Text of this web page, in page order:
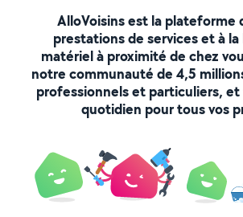
AlloVoisins est la plateforme
prestations de services et à
matériel à proximité de chez
notre communauté de 4,5
professionnels et particuliers,
quotidien pour tous vos